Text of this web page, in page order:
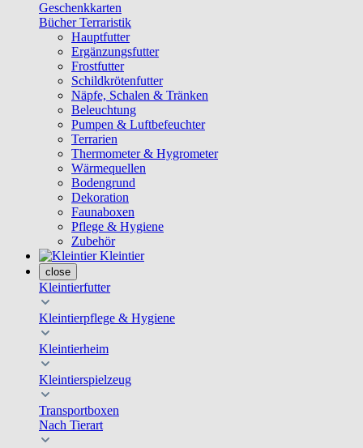
Geschenkkarten
Bücher Terraristik
Hauptfutter
Ergänzungsfutter
Frostfutter
Schildkrötenfutter
Näpfe, Schalen & Tränken
Beleuchtung
Pumpen & Luftbefeuchter
Terrarien
Thermometer & Hygrometer
Wärmequellen
Bodengrund
Dekoration
Faunaboxen
Pflege & Hygiene
Zubehör
Kleintier
close
Kleintierfutter
Kleintierpflege & Hygiene
Kleintierheim
Kleintierspielzeug
Transportboxen
Nach Tierart